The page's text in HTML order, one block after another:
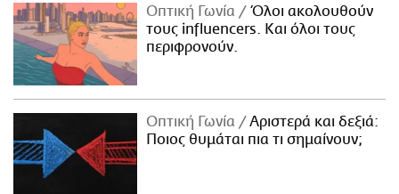
Οπτική Γωνία
Όλοι ακολουθούν
τους influencers. Και όλοι τους
περιφρονούν.
Οπτική Γωνία
Αριστερά και δεξιά:
Ποιος θυμάται πια τι σημαίνουν;